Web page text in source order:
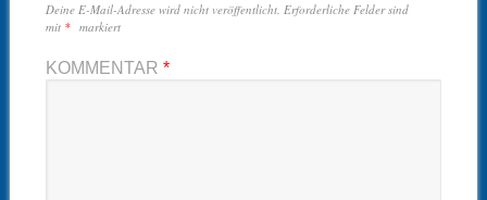
Deine E-Mail-Adresse wird nicht veröffentlicht. Erforderliche Felder sind
mit * markiert
KOMMENTAR *